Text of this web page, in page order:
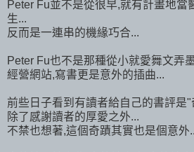
Peter Fu並不是從很早,就有計畫地當
生...
反而是一連串的機緣巧合...
Peter Fu也不是那種從小就愛舞文弄
經營網站,寫書更是意外的插曲...
前些日子看到有讀者給自己的書評是"
除了感謝讀者的厚愛之外...
不禁也想著,這個奇蹟其實也是個意外